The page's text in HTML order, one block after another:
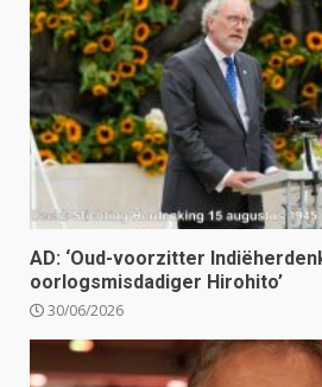
AD: ‘Oud-voorzitter
oorlogsmisdadiger Hirohito’
30/06/2026